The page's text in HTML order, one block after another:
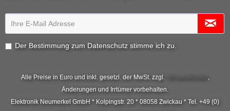
Der Bestimmung zum Datenschutz stimme ich zu.
Alle Preise in Euro und inkl. gesetzl. der MwSt. zzgl. Versandkosten
,
Änderungen und Irrtümer vorbehalten.
Elektronik Neumerkel GmbH * Kolpingstr. 20 * 08058 Zwickau * Tel. +49 (0)